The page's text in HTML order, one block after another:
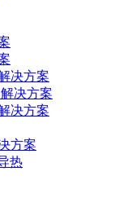
决方案
决方案
决方案
方案
热